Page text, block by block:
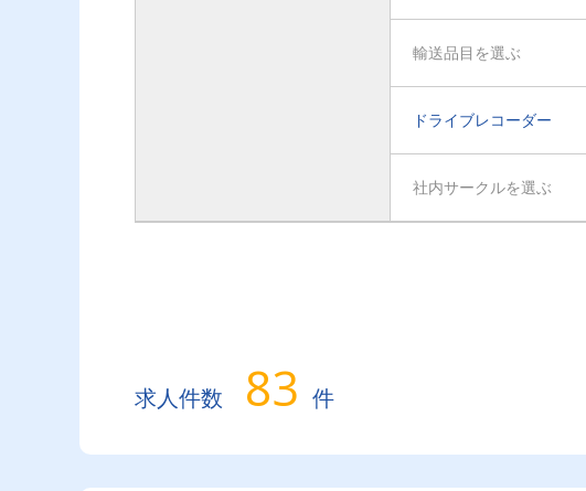
輸送品目を選ぶ
ドライブレコーダー
社内サークルを選ぶ
求人件数 83 件